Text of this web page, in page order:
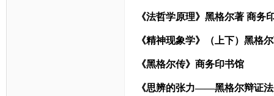
《法哲学原理》黑格尔著 商务
《精神现象学》（上下）黑格
《黑格尔传》商务印书馆
《思辨的张力——黑格尔辩证